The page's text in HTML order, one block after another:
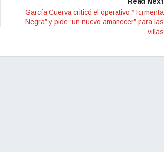
García Cuerva criticó el operativo “Tormenta
Negra” y pide “un nuevo amanecer” para las
villas